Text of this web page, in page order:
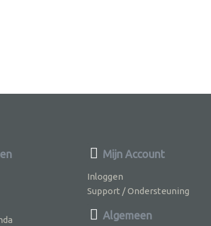
Mijn Account
Inloggen
Support / Ondersteuning
Algemeen